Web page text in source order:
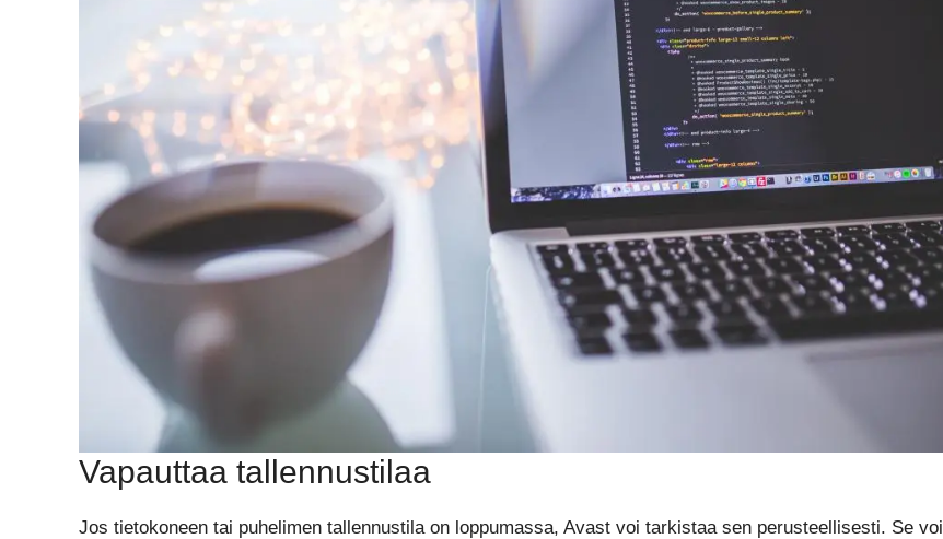
Vapauttaa tallennustilaa
Jos tietokoneen tai puhelimen tallennustila on loppumassa, Avast voi tarkistaa sen perusteellisesti. Se voi